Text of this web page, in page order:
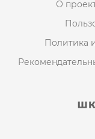
О
Политика